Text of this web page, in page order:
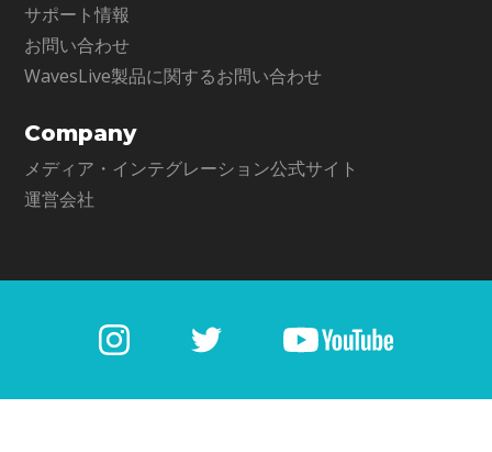
サポート情報
お問い合わせ
WavesLive製品に関するお問い合わせ
Company
メディア・インテグレーション公式サイト
運営会社